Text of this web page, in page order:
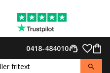
support_agent
0418-484010